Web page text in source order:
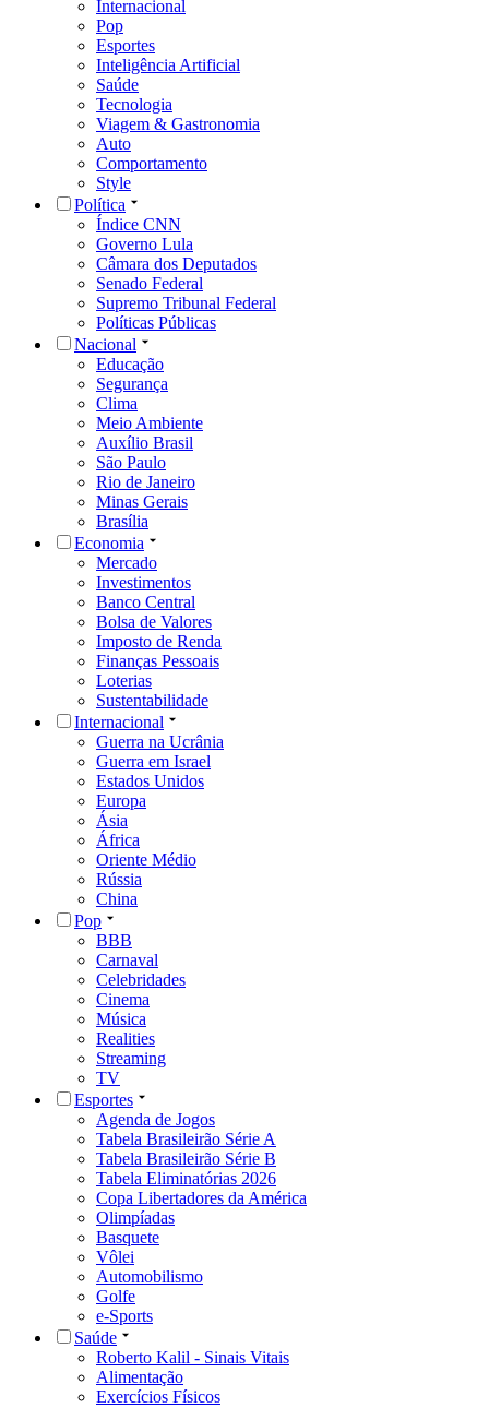
Internacional
Pop
Esportes
Inteligência Artificial
Saúde
Tecnologia
Viagem & Gastronomia
Auto
Comportamento
Style
Política
Índice CNN
Governo Lula
Câmara dos Deputados
Senado Federal
Supremo Tribunal Federal
Políticas Públicas
Nacional
Educação
Segurança
Clima
Meio Ambiente
Auxílio Brasil
São Paulo
Rio de Janeiro
Minas Gerais
Brasília
Economia
Mercado
Investimentos
Banco Central
Bolsa de Valores
Imposto de Renda
Finanças Pessoais
Loterias
Sustentabilidade
Internacional
Guerra na Ucrânia
Guerra em Israel
Estados Unidos
Europa
Ásia
África
Oriente Médio
Rússia
China
Pop
BBB
Carnaval
Celebridades
Cinema
Música
Realities
Streaming
TV
Esportes
Agenda de Jogos
Tabela Brasileirão Série A
Tabela Brasileirão Série B
Tabela Eliminatórias 2026
Copa Libertadores da América
Olimpíadas
Basquete
Vôlei
Automobilismo
Golfe
e-Sports
Saúde
Roberto Kalil - Sinais Vitais
Alimentação
Exercícios Físicos